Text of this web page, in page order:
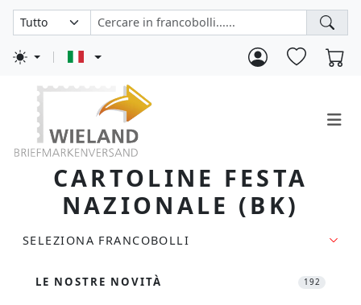
CARTOLINE FESTA
NAZIONALE (BK)
SELEZIONA FRANCOBOLLI
LE NOSTRE NOVITÀ 192